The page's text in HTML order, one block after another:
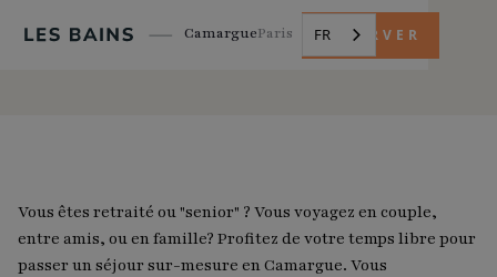
CamargueParis FR
RÉSERVER
Vous êtes retraité ou "senior" ? Vous voyagez en couple,
entre amis, ou en famille? Profitez de votre temps libre pour
passer un séjour sur-mesure en Camargue. Vous